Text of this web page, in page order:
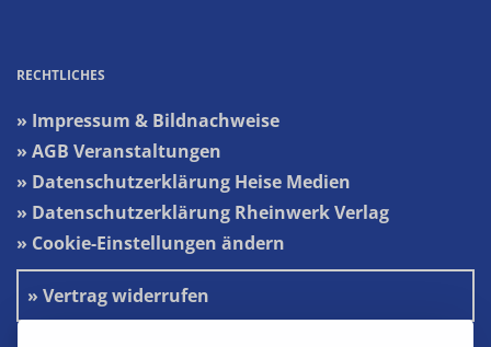
RECHTLICHES
» Impressum & Bildnachweise
» AGB Veranstaltungen
» Datenschutzerklärung Heise Medien
» Datenschutzerklärung Rheinwerk Verlag
» Cookie-Einstellungen ändern
» Vertrag widerrufen